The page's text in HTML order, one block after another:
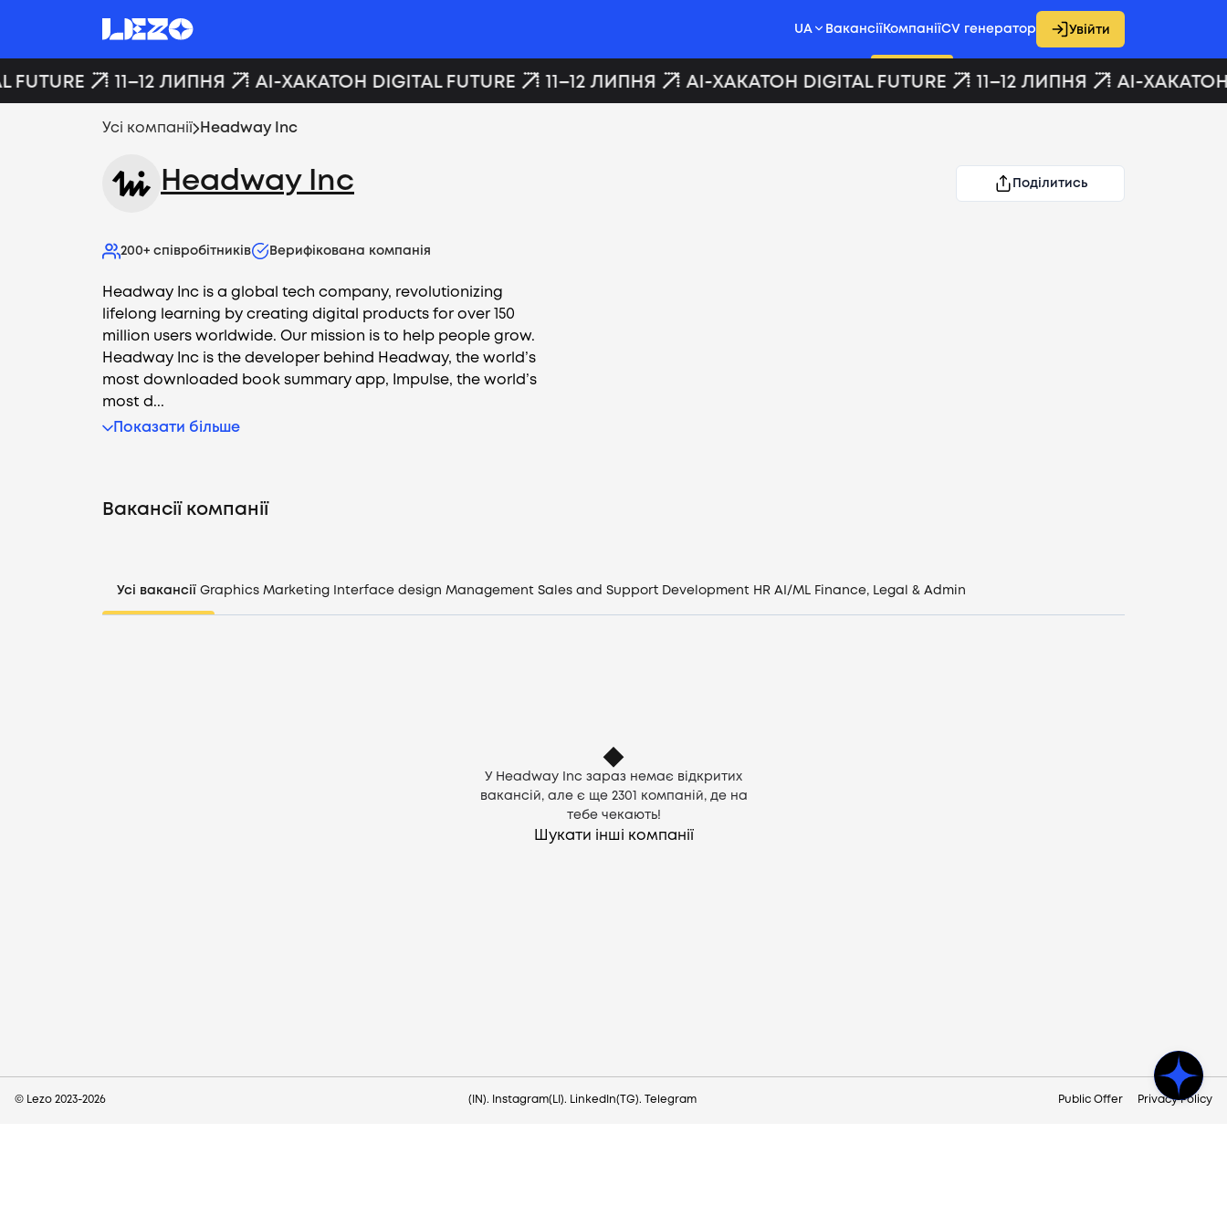
Увійти
UA Вакансії КомпаніїCV генератор Увійти
11–12 ЛИПНЯ AI-ХАКАТОН DIGITAL FUTURE 11–12 ЛИПНЯ AI-ХАКАТОН DIGITAL FUTURE 11–12 ЛИПНЯ AI-ХАКАТОН
Усі компанії Headway Inc
Headway Inc Поділитись
200+ співробітників Верифікована компанія
Headway Inc is a global tech company, revolutionizing
lifelong learning by creating digital products for over 150
million users worldwide. Our mission is to help people grow.
Headway Inc is the developer behind Headway, the world’s
most downloaded book summary app, Impulse, the world’s
most d...
Показати більше
Вакансії компанії
Усі вакансії Graphics Marketing Interface design Management Sales and Support Development HR AI/ML Finance, Legal & Admin
У Headway Inc зараз немає відкритих
вакансій, але є ще 2301
компаній, де на
тебе чекають!
Шукати інші компанії
© Lezo 2023-2026 (IN). Instagram(LI). LinkedIn(TG). Telegram Public Offer Privacy Policy